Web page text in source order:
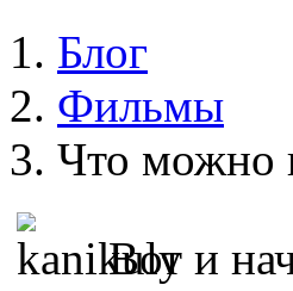
Блог
Фильмы
Что можно
Вот и